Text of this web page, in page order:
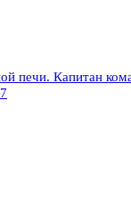
печи. Капитан